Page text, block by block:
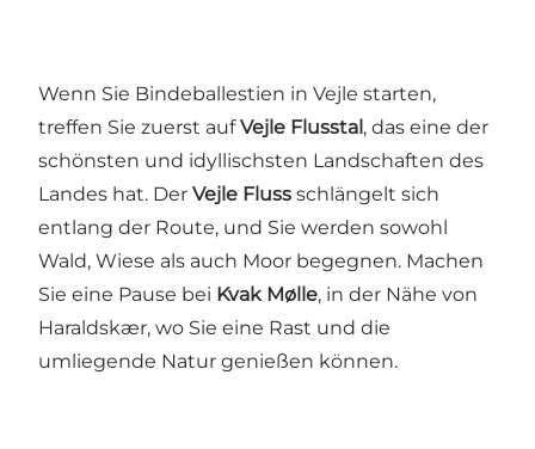
Wenn Sie Bindeballestien in Vejle starten,
treffen Sie zuerst aufVejle Flusstal, das eine der
schönsten und idyllischsten Landschaften des
Landes hat. Der Vejle Fluss schlängelt sich
entlang der Route, und Sie werden sowohl
Wald, Wiese als auch Moor begegnen. Machen
Sie eine Pause bei Kvak Mølle, in der Nähe von
Haraldskær, wo Sie eine Rast und die
umliegende Natur genießen können.